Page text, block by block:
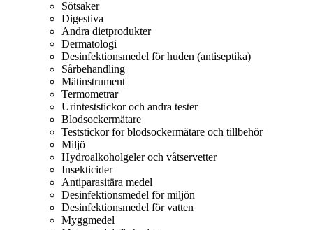
Sötsaker
Digestiva
Andra dietprodukter
Dermatologi
Desinfektionsmedel för huden (antiseptika)
Sårbehandling
Mätinstrument
Termometrar
Urinteststickor och andra tester
Blodsockermätare
Teststickor för blodsockermätare och tillbehör
Miljö
Hydroalkoholgeler och våtservetter
Insekticider
Antiparasitära medel
Desinfektionsmedel för miljön
Desinfektionsmedel för vatten
Myggmedel